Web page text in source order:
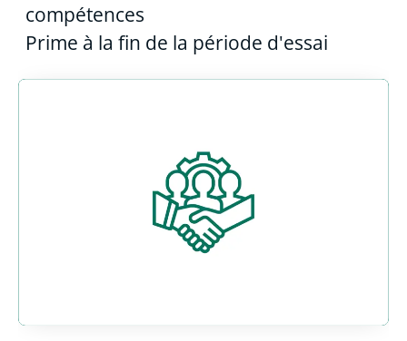
compétences
Prime à la fin de la période d'essai